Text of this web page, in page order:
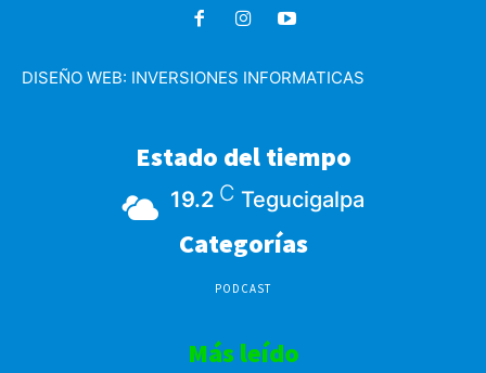
DISEÑO WEB: INVERSIONES INFORMATICAS
Estado del tiempo
19.2 C Tegucigalpa
Categorías
PODCAST
Más leído